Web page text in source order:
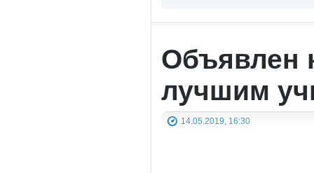
Объявлен
лучшим
14.05.2019, 16:30